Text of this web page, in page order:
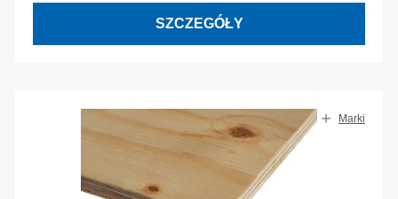
SZCZEGÓŁY
Marki